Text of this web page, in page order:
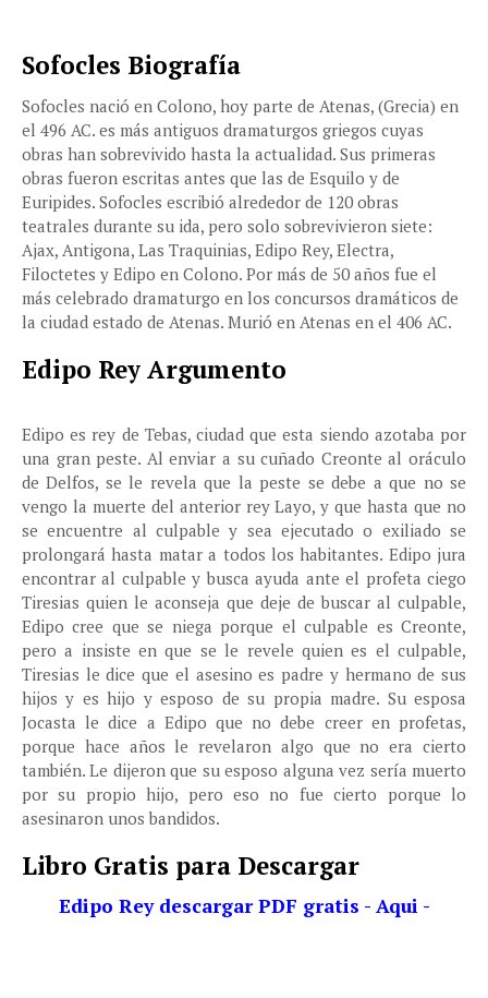
Sofocles Biografía
Sofocles nació en Colono, hoy parte de Atenas, (Grecia) en
el 496 AC. es más antiguos dramaturgos griegos cuyas
obras han sobrevivido hasta la actualidad. Sus primeras
obras fueron escritas antes que las de Esquilo y de
Euripides. Sofocles escribió alrededor de 120 obras
teatrales durante su ida, pero solo sobrevivieron siete:
Ajax, Antigona, Las Traquinias, Edipo Rey, Electra,
Filoctetes y Edipo en Colono. Por más de 50 años fue el
más celebrado dramaturgo en los concursos dramáticos de
la ciudad estado de Atenas. Murió en Atenas en el 406 AC.
Edipo Rey Argumento
Edipo es rey de Tebas, ciudad que esta siendo azotaba por
una gran peste. Al enviar a su cuñado Creonte al oráculo
de Delfos, se le revela que la peste se debe a que no se
vengo la muerte del anterior rey Layo, y que hasta que no
se encuentre al culpable y sea ejecutado o exiliado se
prolongará hasta matar a todos los habitantes. Edipo jura
encontrar al culpable y busca ayuda ante el profeta ciego
Tiresias quien le aconseja que deje de buscar al culpable,
Edipo cree que se niega porque el culpable es Creonte,
pero a insiste en que se le revele quien es el culpable,
Tiresias le dice que el asesino es padre y hermano de sus
hijos y es hijo y esposo de su propia madre. Su esposa
Jocasta le dice a Edipo que no debe creer en profetas,
porque hace años le revelaron algo que no era cierto
también. Le dijeron que su esposo alguna vez sería muerto
por su propio hijo, pero eso no fue cierto porque lo
asesinaron unos bandidos.
Libro Gratis para Descargar
Edipo Rey descargar PDF gratis - Aqui -